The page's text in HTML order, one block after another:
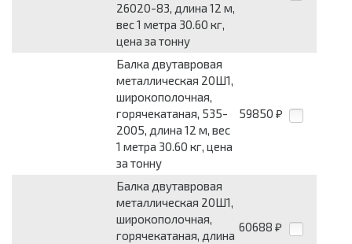
26020-83, длина 12 м,
вес 1 метра 30.60 кг,
цена за тонну
Балка двутавровая
металлическая 20Ш1,
широкополочная,
горячекатаная, 535-
2005, длина 12 м, вес
1 метра 30.60 кг, цена
за тонну
59850 ₽
Балка двутавровая
металлическая 20Ш1,
широкополочная,
горячекатаная, длина
60688 ₽